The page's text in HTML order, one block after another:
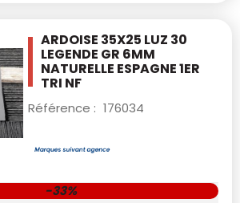
ARDOISE 35X25 LUZ 30
LEGENDE GR 6MM
NATURELLE ESPAGNE 1ER
TRI NF
Référence : 176034
-33%